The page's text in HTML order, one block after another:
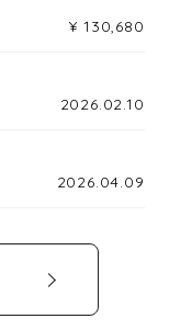
¥ 130,680
2026.02.10
2026.04.09